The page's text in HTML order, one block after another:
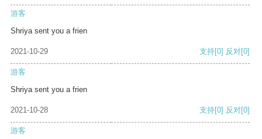
游客
Shriya sent you a frien
2021-10-29 支持[0] 反对[0]
游客
Shriya sent you a frien
2021-10-28 支持[0] 反对[0]
游客